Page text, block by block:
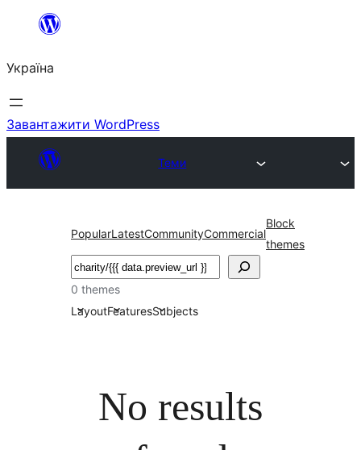
Перейти
вмісту
Україна
Завантажити WordPress
Теми
PopularLatestCommunityCommercial
Block
themes
Пошук
0 themes
LayoutFeaturesSubjects
No results